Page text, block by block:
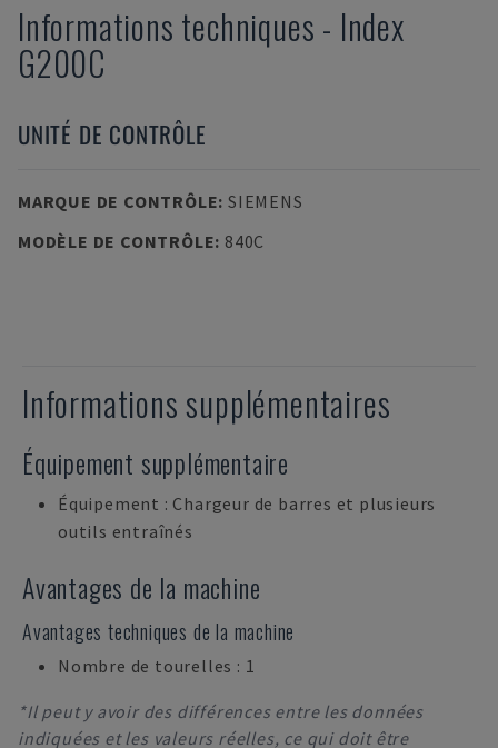
Informations techniques - Index
G200C
UNITÉ DE CONTRÔLE
MARQUE DE CONTRÔLE: SIEMENS
MODÈLE DE CONTRÔLE: 840C
Informations supplémentaires
Équipement supplémentaire
Équipement : Chargeur de barres et plusieurs
outils entraînés
Avantages de la machine
Avantages techniques de la machine
Nombre de tourelles : 1
*Il peut y avoir des différences entre les données
indiquées et les valeurs réelles, ce qui doit être